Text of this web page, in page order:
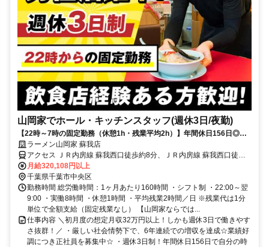
山岡家でホール・キッチンスタッフ(週休3日/夜勤)
【22時～7時の固定勤務（休憩1h・残業平均2h）】年間休日156日◎初
月から月収32万円！
ラーメン山岡家 蘇我店
アクセス ＪＲ内房線 蘇我西口徒歩約8分、ＪＲ内房線 蘇我西口徒歩
約8分、ＪＲ内房線 蘇我西口徒歩約8分
月給320,108円以上
千葉県千葉市中央区
勤務時間 総労働時間：1ヶ月あたり160時間 ・シフト制 ・22:00～翌
9:00 ・実働8時間 ・休憩1時間 ・平均残業2時間／日 ※残業代は1分
単位で全額支給（固定残業なし） 【山岡家ならでは...
仕事内容 ＼初月度の想定月収32万円以上！しかも週休3日で働きやす
さ抜群！／ ・厳しい社会情勢下で、6年連続での増収を達成☆業績好
調につき正社員を募集中☆ ・週休3日制！年間休日156日で自分の時